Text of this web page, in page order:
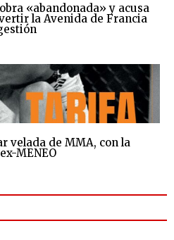
«abandonada» y acusa
la Avenida de Francia
velada de MMA, con la
MENEO